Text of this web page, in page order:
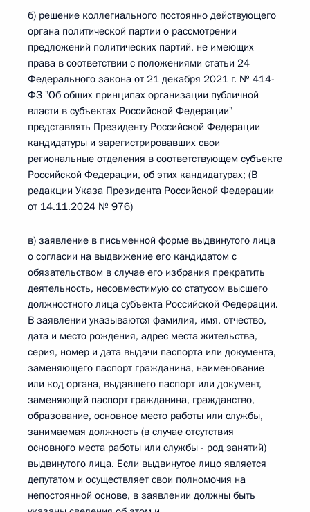
б) решение коллегиального постоянно действующего
органа политической партии о рассмотрении
предложений политических партий, не имеющих
права в соответствии с положениями статьи 24
Федерального закона от 21 декабря 2021 г. № 414-
ФЗ "Об общих принципах организации публичной
власти в субъектах Российской Федерации"
представлять Президенту Российской Федерации
кандидатуры и зарегистрировавших свои
региональные отделения в соответствующем субъекте
Российской Федерации, об этих кандидатурах; (В
редакции Указа Президента Российской Федерации
от 14.11.2024 № 976)
в) заявление в письменной форме выдвинутого лица
о согласии на выдвижение его кандидатом с
обязательством в случае его избрания прекратить
деятельность, несовместимую со статусом высшего
должностного лица субъекта Российской Федерации.
В заявлении указываются фамилия, имя, отчество,
дата и место рождения, адрес места жительства,
серия, номер и дата выдачи паспорта или документа,
заменяющего паспорт гражданина, наименование
или код органа, выдавшего паспорт или документ,
заменяющий паспорт гражданина, гражданство,
образование, основное место работы или службы,
занимаемая должность (в случае отсутствия
основного места работы или службы - род занятий)
выдвинутого лица. Если выдвинутое лицо является
депутатом и осуществляет свои полномочия на
непостоянной основе, в заявлении должны быть